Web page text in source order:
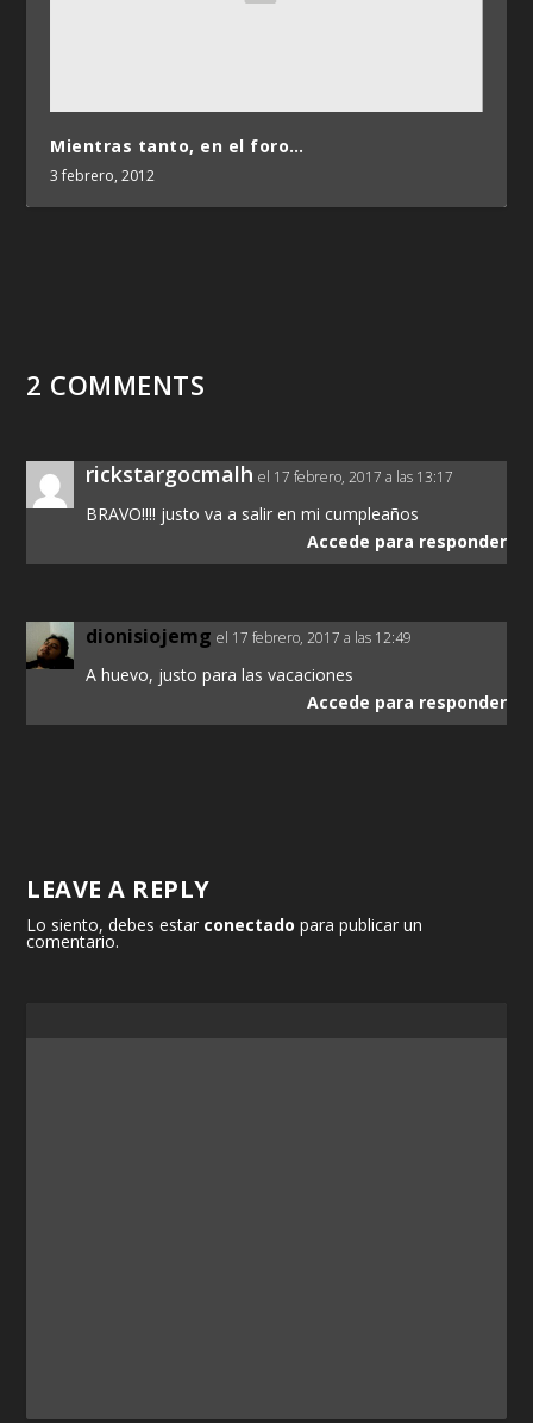
Mientras tanto, en el foro…
3 febrero, 2012
2 COMMENTS
rickstargocmalh el 17 febrero, 2017 a las 13:17
BRAVO!!!! justo va a salir en mi cumpleaños
Accede para responder
dionisiojemg el 17 febrero, 2017 a las 12:49
A huevo, justo para las vacaciones
Accede para responder
LEAVE A REPLY
Lo siento, debes estar conectado para publicar un
comentario.